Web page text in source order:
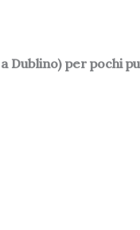
per pochi